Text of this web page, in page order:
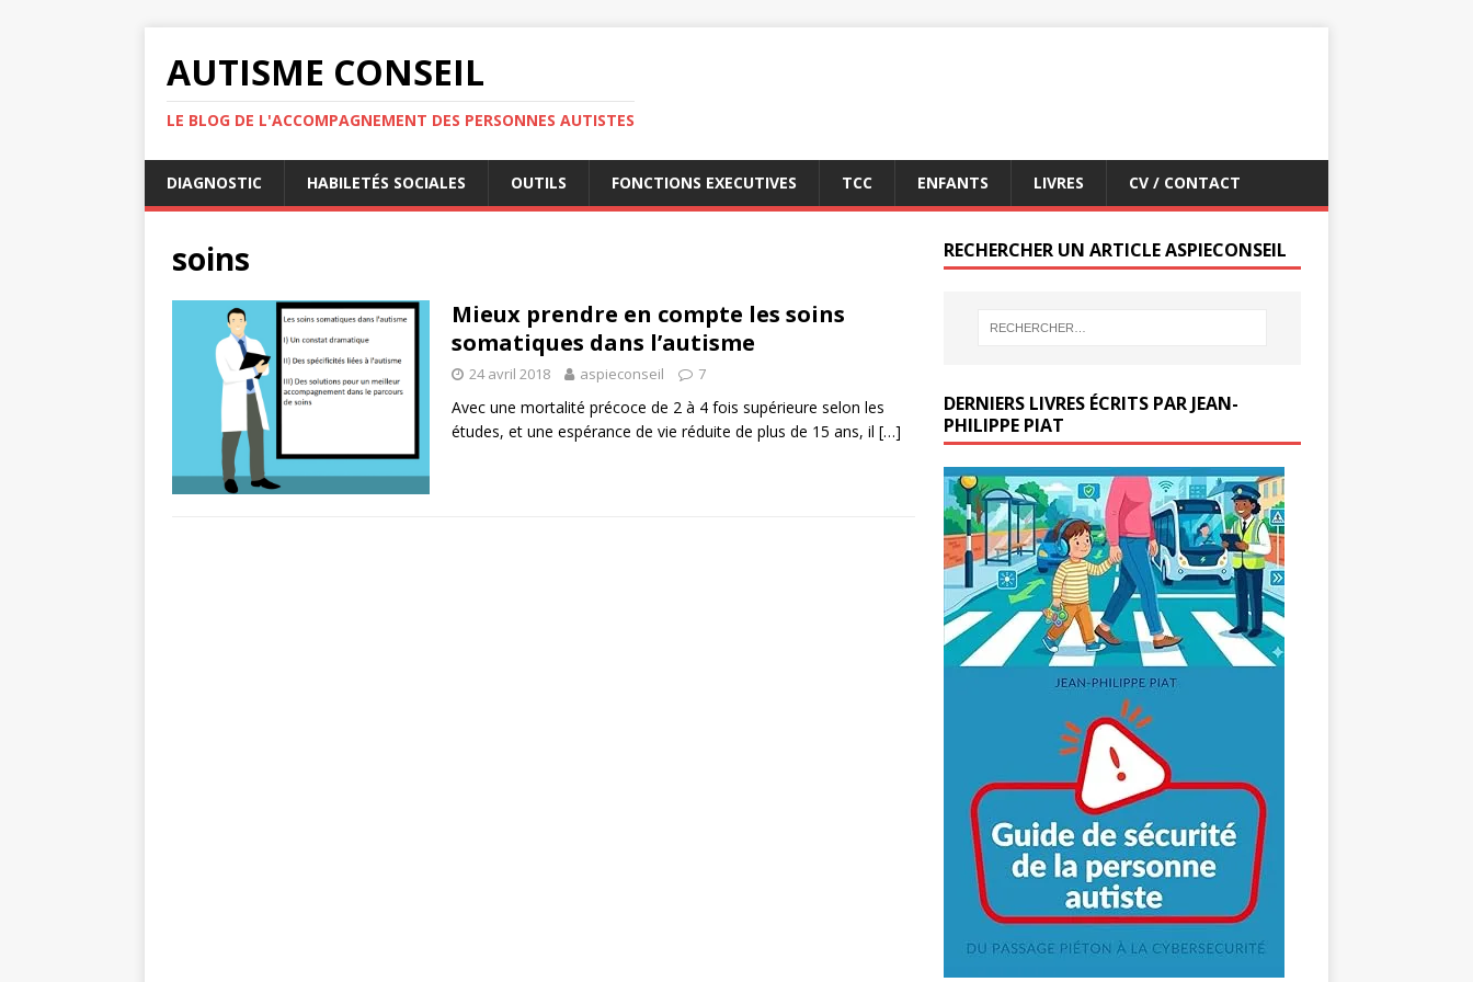
AUTISME CONSEIL
LE BLOG DE L'ACCOMPAGNEMENT DES PERSONNES AUTISTES
DIAGNOSTIC HABILETÉS SOCIALES OUTILS FONCTIONS EXECUTIVES TCC ENFANTS LIVRES CV / CONTACT
soins
Mieux prendre en compte les soins
somatiques dans l’autisme
24 avril 2018 aspieconseil 7
Avec une mortalité précoce de 2 à 4 fois supérieure selon les
études, et une espérance de vie réduite de plus de 15 ans, il […]
RECHERCHER UN ARTICLE ASPIECONSEIL
DERNIERS LIVRES ÉCRITS PAR JEAN-
PHILIPPE PIAT